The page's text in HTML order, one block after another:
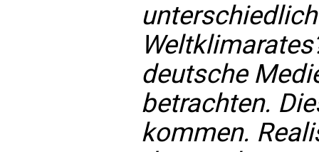
deutsche
betrachten.
kommen.